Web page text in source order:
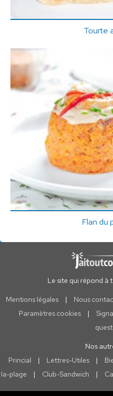
Tourte
Flan du
Le site qui répond à
Mentions légales | Nous
Paramètres cookies
|
Nos
Princial
| Lettres-Utiles |
la-plage
| Club-Sandwich |